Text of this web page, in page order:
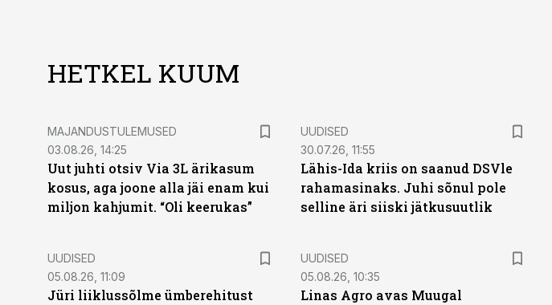
HETKEL KUUM
MAJANDUSTULEMUSED
03.08.26, 14:25
Uut juhti otsiv Via 3L ärikasum
kosus, aga joone alla jäi enam kui
miljon kahjumit. “Oli keerukas”
UUDISED
30.07.26, 11:55
Lähis-Ida kriis on saanud DSVle
rahamasinaks. Juhi sõnul pole
selline äri siiski jätkusuutlik
UUDISED
05.08.26, 11:09
Jüri liiklussõlme ümberehitust
UUDISED
05.08.26, 10:35
Linas Agro avas Muugal